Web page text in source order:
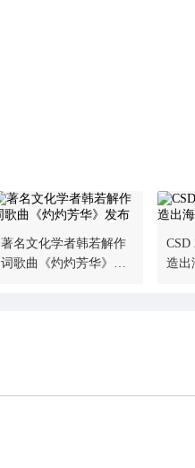
著名文化学者韩若解作
词歌曲《灼灼芳华》发
CSD
造出